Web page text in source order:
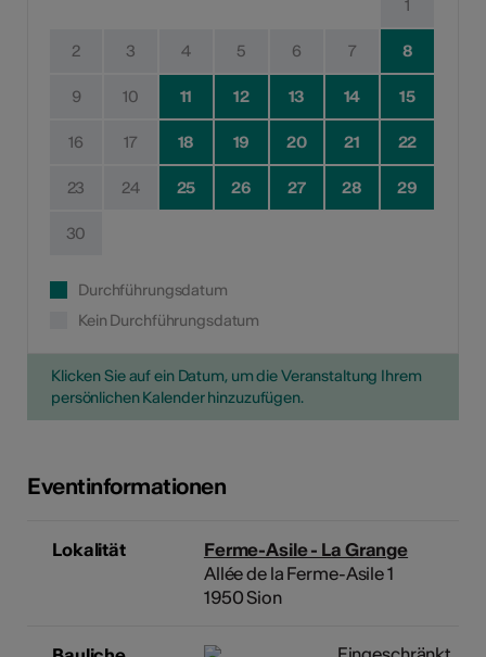
1
2 3 4 5 6 7 8
9 10 11 12 13 14 15
16 17 18 19 20 21 22
23 24 25 26 27 28 29
30
Durchführungsdatum
Kein Durchführungsdatum
Klicken Sie auf ein Datum, um die Veranstaltung Ihrem
persönlichen Kalender hinzuzufügen.
Eventinformationen
Lokalität
Ferme-Asile - La Grange
Allée de la Ferme-Asile 1
1950 Sion